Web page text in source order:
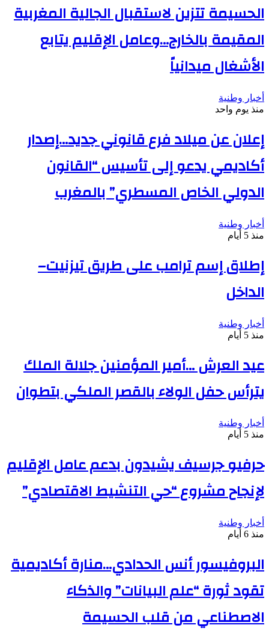
الحسيمة تتزين لاستقبال الجالية المغربية
المقيمة بالخارج…وعامل الإقليم يتابع
الأشغال ميدانياً
أخبار وطنية
منذ يوم واحد
إعلان عن ميلاد فرع قانوني جديد…إصدار
أكاديمي يدعو إلى تأسيس “القانون
الدولي الخاص المسطري” بالمغرب
أخبار وطنية
منذ 5 أيام
إطلاق إسم ترامب على طريق تيزنيت–
الداخل
أخبار وطنية
منذ 5 أيام
عيد العرش …أمير المؤمنين جلالة الملك
يترأس حفل الولاء بالقصر الملكي بتطوان
أخبار وطنية
منذ 5 أيام
حرفيو جرسيف يشيدون بدعم عامل الإقليم
لإنجاح مشروع “حي التنشيط الاقتصادي”
أخبار وطنية
منذ 6 أيام
البروفيسور أنس الحدادي…منارة أكاديمية
تقود ثورة “علم البيانات” والذكاء
الاصطناعي من قلب الحسيمة